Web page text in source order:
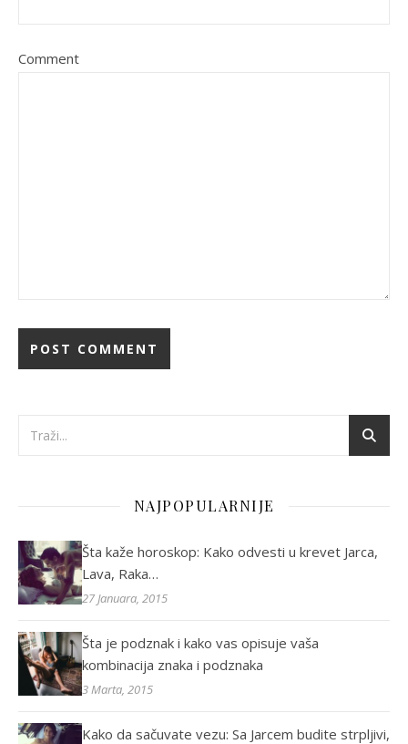
Comment
NAJPOPULARNIJE
Šta kaže horoskop: Kako odvesti u krevet Jarca,
Lava, Raka…
27 Januara, 2015
Šta je podznak i kako vas opisuje vaša
kombinacija znaka i podznaka
3 Marta, 2015
Kako da sačuvate vezu: Sa Jarcem budite strpljivi,